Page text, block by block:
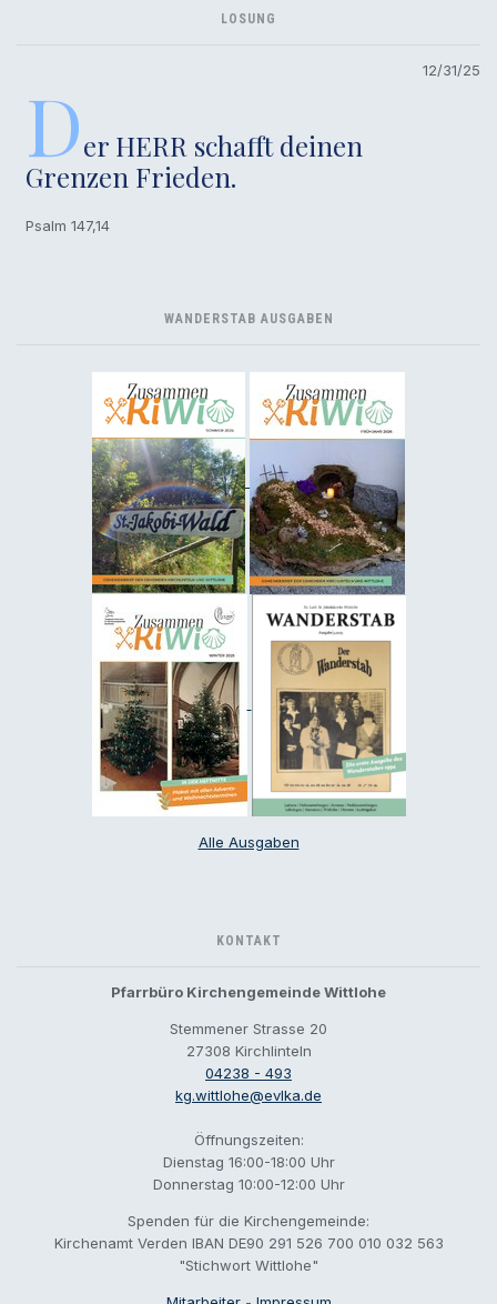
LOSUNG
12/31/25
Der HERR schafft deinen
Grenzen Frieden.
Psalm 147,14
WANDERSTAB AUSGABEN
Alle Ausgaben
KONTAKT
Pfarrbüro Kirchengemeinde Wittlohe
Stemmener Strasse 20
27308 Kirchlinteln
04238 - 493
kg.wittlohe@evlka.de
Öffnungszeiten:
Dienstag 16:00-18:00 Uhr
Donnerstag 10:00-12:00 Uhr
Spenden für die Kirchengemeinde:
Kirchenamt Verden IBAN DE90 291 526 700 010 032 563
"Stichwort Wittlohe"